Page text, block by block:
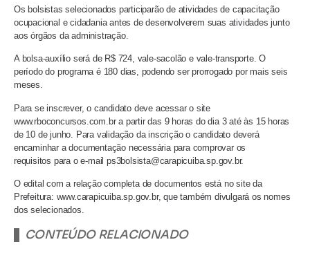
Os bolsistas selecionados participarão de atividades de capacitação
ocupacional e cidadania antes de desenvolverem suas atividades junto
aos órgãos da administração.
A bolsa-auxílio será de R$ 724, vale-sacolão e vale-transporte. O
período do programa é 180 dias, podendo ser prorrogado por mais seis
meses.
Para se inscrever, o candidato deve acessar o site
www.rboconcursos.com.br a partir das 9 horas do dia 3 até às 15 horas
de 10 de junho. Para validação da inscrição o candidato deverá
encaminhar a documentação necessária para comprovar os
requisitos para o e-mail ps3bolsista@carapicuiba.sp.gov.br.
O edital com a relação completa de documentos está no site da
Prefeitura: www.carapicuiba.sp.gov.br, que também divulgará os nomes
dos selecionados.
CONTEÚDO RELACIONADO